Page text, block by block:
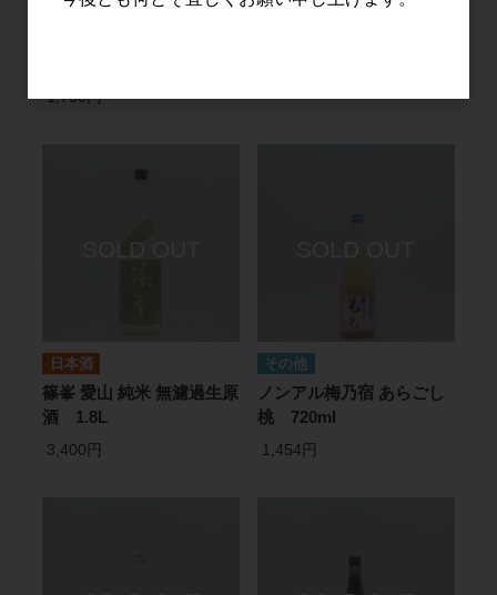
1,700円
日本酒
篠峯 愛山 純米 無濾過生原
酒 1.8L
3,400円
その他
ノンアル梅乃宿 あらごし
桃 720ml
1,454円